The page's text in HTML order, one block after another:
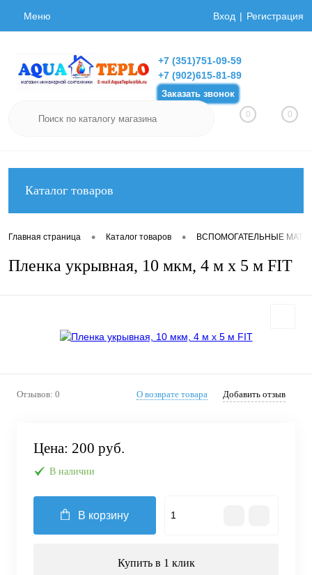
Меню Вход Регистрация
+7 (351)751-09-59
+7 (902)615-81-89
Заказать звонок
0 0
Каталог товаров
Главная страница • Каталог товаров • ВСПОМОГАТЕЛЬНЫЕ
Пленка укрывная, 10 мкм, 4 м х 5 м FIT
Отзывов: 0 О возврате товара Добавить отзыв
Цена: 200 руб.
В наличии
В корзину
Купить в 1 клик